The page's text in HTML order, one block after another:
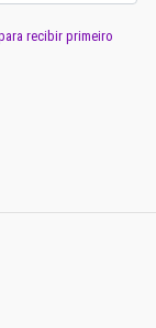
recibir primeiro